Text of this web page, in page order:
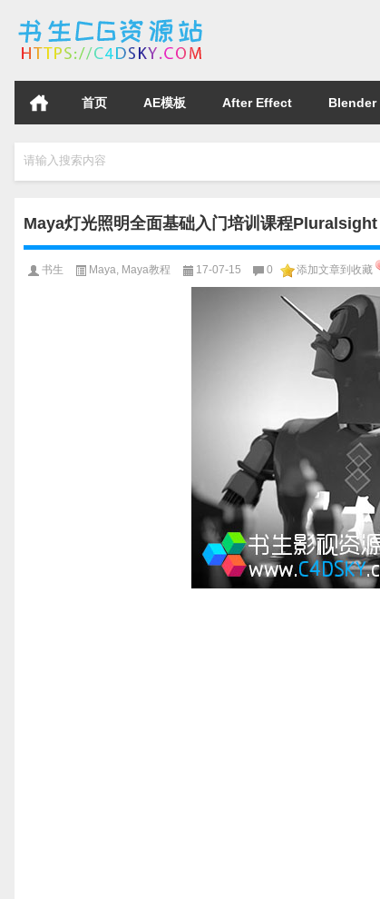
首页 AE模板 After Effect Blender
请输入搜索内容
Maya灯光照明全面基础入门培训课程
书生 Maya, Maya教程 17-07-15 0 添加文章到收藏